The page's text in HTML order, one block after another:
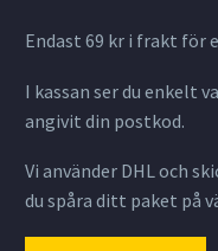
Endast 69 kr i frakt för
I kassan ser du enkelt
angivit din postkod.
Vi använder DHL och
du spåra ditt paket på